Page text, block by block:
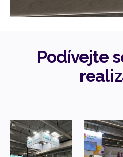
Podívejte